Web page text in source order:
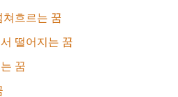
쳐흐르는 꿈
떨어지는 꿈
꿈